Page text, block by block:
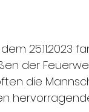
25.11.2023
der
die